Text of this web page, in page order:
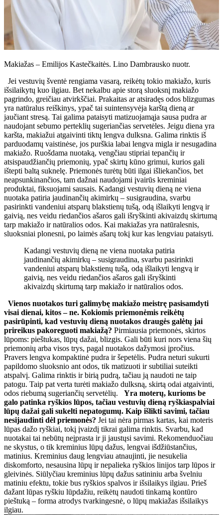
Makiažas – Emilijos Kastečkaitės. Lino Dambrausko nuotr.
Jei vestuvių šventė rengiama vasarą, reikėtų tokio makiažo, kuris
išsilaikytų kuo ilgiau. Bet nekalbu apie storą sluoksnį makiažo
pagrindo, greičiau atvirkščiai. Prakaitas ar atsiradęs odos blizgumas
yra natūralus reiškinys, ypač tai suintensyvėja karštą dieną ar
jaučiant stresą. Tai galima pataisyti matizuojamąja sausa pudra ar
naudojant sebumo perteklių sugeriančias servetėles. Jeigu diena yra
karšta, makiažui atgaivinti tiktų lengva dulksna. Galima rinktis iš
parduodamų vaistinėse, jos purškia labai lengva migla ir nesugadina
makiažo. Ruošdama nuotaką, vengčiau stipriai tepančių ir
atsispaudžiančių priemonių, ypač skirtų kūno grimui, kurios gali
ištepti baltą suknelę. Priemonės turėtų būti ilgai išliekančios, bet
neapsunkinančios, tam dažnai naudojami įvairūs kreminiai
produktai, fiksuojami sausais. Kadangi vestuvių dieną ne viena
nuotaka patiria jaudinančių akimirkų – susigraudina, svarbu
pasirinkti vandeniui atsparų blakstienų tušą, odą išlaikyti lengvą ir
gaivią, nes veidu riedančios ašaros gali išryškinti akivaizdų skirtumą
tarp makiažo ir natūralios odos. Kai makiažas yra natūralesnis,
sluoksniai plonesni, po laimės ašarų tokį kur kas lengviau pataisyti.
Kadangi vestuvių dieną ne viena nuotaka patiria
jaudinančių akimirkų – susigraudina, svarbu pasirinkti
vandeniui atsparų blakstienų tušą, odą išlaikyti lengvą ir
gaivią, nes veidu riedančios ašaros gali išryškinti
akivaizdų skirtumą tarp makiažo ir natūralios odos.
Vienos nuotakos turi galimybę makiažo meistrę pasisamdyti
visai dienai, kitos – ne. Kokiomis priemonėmis reikėtų
pasirūpinti, kad vestuvių dieną nuotakos draugės galėtų jai
prireikus pakoreguoti makiažą? Pirmiausia priemonės, skirtos
lūpoms: pieštukas, lūpų dažai, blizgis. Gali būti kuri nors viena šių
priemonių arba visos trys, pagal nuotakos dažymosi įpročius.
Pravers lengva kompaktinė pudra ir šepetėlis. Pudra neturi sukurti
papildomo sluoksnio ant odos, tik matizuoti ir subtiliai suteikti
atspalvį. Galima rinktis ir birią pudrą, tačiau ją naudoti ne taip
patogu. Taip pat verta turėti makiažo dulksną, skirtą odai atgaivinti,
odos riebumą sugeriančių servetėlių. Yra moterų, kurioms be
galo patinka ryškios lūpos, tačiau vestuvių dieną ryškiaspalviai
lūpų dažai gali sukelti nepatogumų. Kaip išlikti savimi, tačiau
nesijaudinti dėl priemonės? Jei tai nėra pirmas kartas, kai moteris
lūpas dažo ryškiai, tokį įvaizdį tikrai galima rinktis. Svarbu, kad
nuotakai tai nebūtų neįprasta ir ji jaustųsi savimi. Rekomenduočiau
ne skystus, o tik kreminius lūpų dažus, lengvai išdžiūstančius,
matinius. Kreminius daug lengviau atnaujinti, jie nesukelia
diskomforto, nesausina lūpų ir nepalieka ryškios linijos tarp lūpos ir
gleivinės. Siūlyčiau kreminius lūpų dažus satininiu arba švelniu
matiniu efektu, tokie bus ryškios spalvos ir išsilaikys ilgiau. Prieš
dažant lūpas ryškiu lūpdažiu, reikėtų naudoti tinkamą kontūro
pieštuką – forma atrodys tvarkingesnė, o lūpų makiažas išsilaikys
ilgiau.